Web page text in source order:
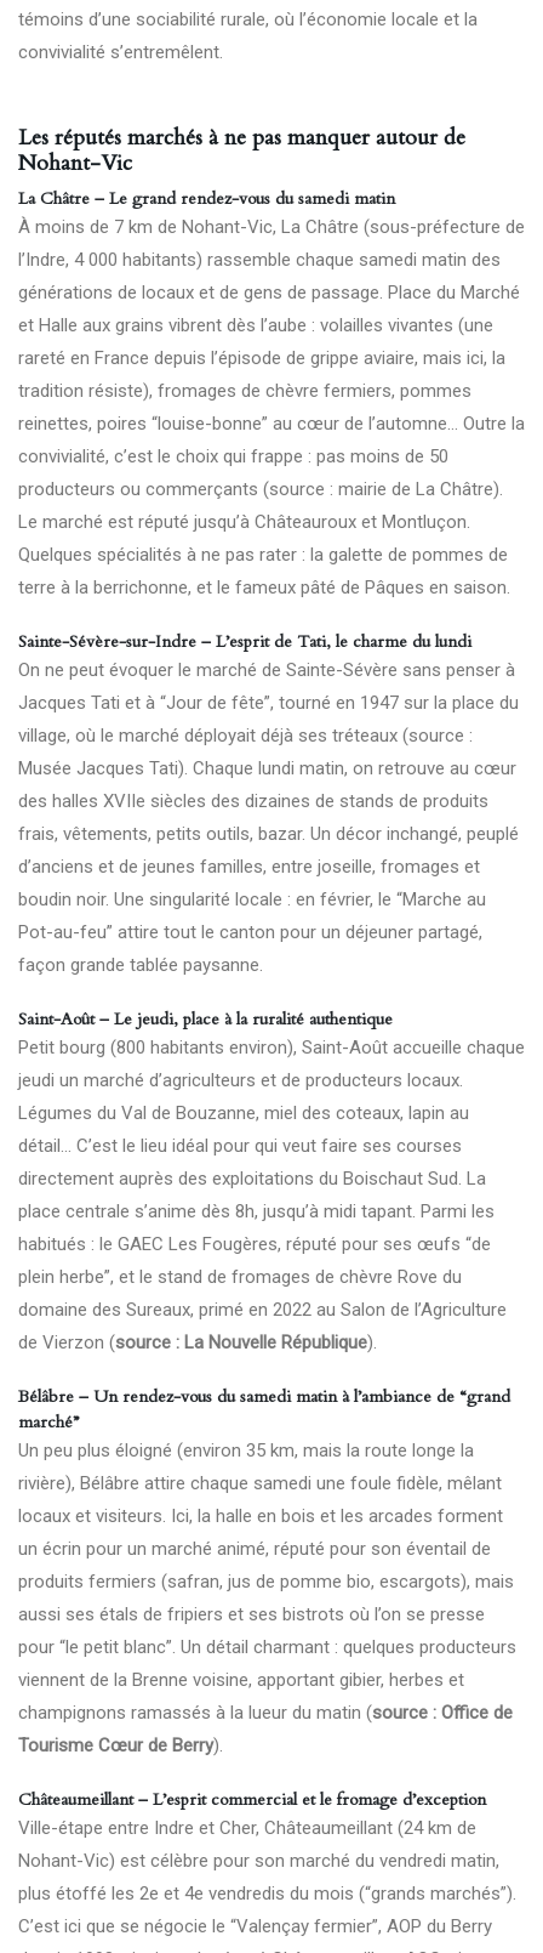
témoins d’une sociabilité rurale, où l’économie locale et la
convivialité s’entremêlent.
Les réputés marchés à ne pas manquer autour de
Nohant-Vic
La Châtre – Le grand rendez-vous du samedi matin
À moins de 7 km de Nohant-Vic, La Châtre (sous-préfecture de
l’Indre, 4 000 habitants) rassemble chaque samedi matin des
générations de locaux et de gens de passage. Place du Marché
et Halle aux grains vibrent dès l’aube : volailles vivantes (une
rareté en France depuis l’épisode de grippe aviaire, mais ici, la
tradition résiste), fromages de chèvre fermiers, pommes
reinettes, poires “louise-bonne” au cœur de l’automne… Outre la
convivialité, c’est le choix qui frappe : pas moins de 50
producteurs ou commerçants (source : mairie de La Châtre).
Le marché est réputé jusqu’à Châteauroux et Montluçon.
Quelques spécialités à ne pas rater : la galette de pommes de
terre à la berrichonne, et le fameux pâté de Pâques en saison.
Sainte-Sévère-sur-Indre – L’esprit de Tati, le charme du lundi
On ne peut évoquer le marché de Sainte-Sévère sans penser à
Jacques Tati et à “Jour de fête”, tourné en 1947 sur la place du
village, où le marché déployait déjà ses tréteaux (source :
Musée Jacques Tati). Chaque lundi matin, on retrouve au cœur
des halles XVIIe siècles des dizaines de stands de produits
frais, vêtements, petits outils, bazar. Un décor inchangé, peuplé
d’anciens et de jeunes familles, entre joseille, fromages et
boudin noir. Une singularité locale : en février, le “Marche au
Pot-au-feu” attire tout le canton pour un déjeuner partagé,
façon grande tablée paysanne.
Saint-Août – Le jeudi, place à la ruralité authentique
Petit bourg (800 habitants environ), Saint-Août accueille chaque
jeudi un marché d’agriculteurs et de producteurs locaux.
Légumes du Val de Bouzanne, miel des coteaux, lapin au
détail… C’est le lieu idéal pour qui veut faire ses courses
directement auprès des exploitations du Boischaut Sud. La
place centrale s’anime dès 8h, jusqu’à midi tapant. Parmi les
habitués : le GAEC Les Fougères, réputé pour ses œufs “de
plein herbe”, et le stand de fromages de chèvre Rove du
domaine des Sureaux, primé en 2022 au Salon de l’Agriculture
de Vierzon (source : La Nouvelle République).
Bélâbre – Un rendez-vous du samedi matin à l’ambiance de “grand
marché”
Un peu plus éloigné (environ 35 km, mais la route longe la
rivière), Bélâbre attire chaque samedi une foule fidèle, mêlant
locaux et visiteurs. Ici, la halle en bois et les arcades forment
un écrin pour un marché animé, réputé pour son éventail de
produits fermiers (safran, jus de pomme bio, escargots), mais
aussi ses étals de fripiers et ses bistrots où l’on se presse
pour “le petit blanc”. Un détail charmant : quelques producteurs
viennent de la Brenne voisine, apportant gibier, herbes et
champignons ramassés à la lueur du matin (source : Office de
Tourisme Cœur de Berry).
Châteaumeillant – L’esprit commercial et le fromage d’exception
Ville-étape entre Indre et Cher, Châteaumeillant (24 km de
Nohant-Vic) est célèbre pour son marché du vendredi matin,
plus étoffé les 2e et 4e vendredis du mois (“grands marchés”).
C’est ici que se négocie le “Valençay fermier”, AOP du Berry